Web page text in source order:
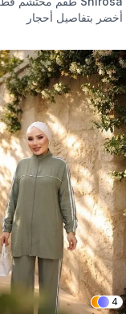
أخضر بتفاصيل أحجار
4